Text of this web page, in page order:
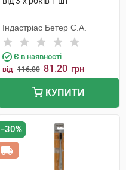
Індастріас Бетер С.А.
Є в наявності
від 116.00 81.20 грн
КУПИТИ
−30%